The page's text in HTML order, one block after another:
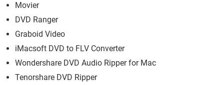
Movier
DVD Ranger
Graboid Video
iMacsoft DVD to FLV Converter
Wondershare DVD Audio Ripper for Mac
Tenorshare DVD Ripper